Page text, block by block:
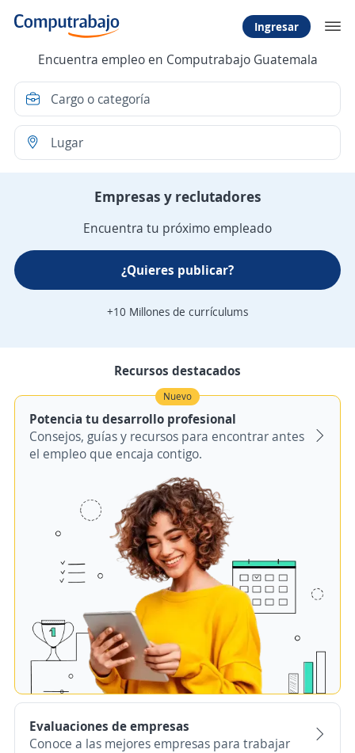
Ingresar
Encuentra empleo en Computrabajo Guatemala
Empresas y reclutadores
Encuentra tu próximo empleado
¿Quieres publicar?
+10 Millones de currículums
Recursos destacados
Nuevo
Potencia tu desarrollo profesional
Consejos, guías y recursos para encontrar antes
el empleo que encaja contigo.
Evaluaciones de empresas
Conoce a las mejores empresas para trabajar